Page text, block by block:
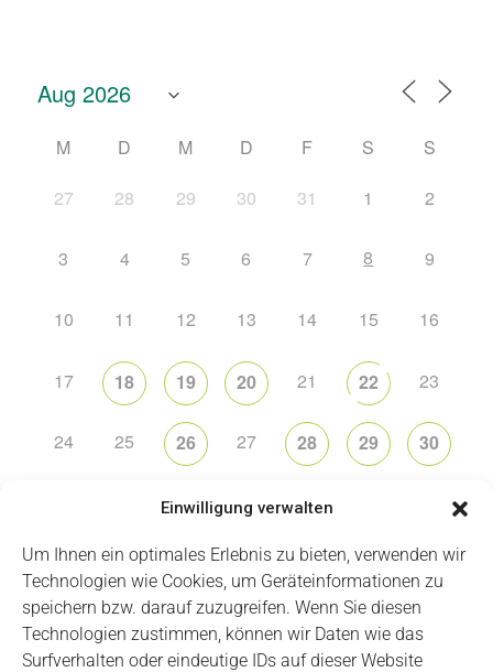
Einwilligung verwalten
Um Ihnen ein optimales Erlebnis zu bieten, verwenden wir
Technologien wie Cookies, um Geräteinformationen zu
speichern bzw. darauf zuzugreifen. Wenn Sie diesen
Technologien zustimmen, können wir Daten wie das
Surfverhalten oder eindeutige IDs auf dieser Website
M D M D F S
S
27
28 29 30 31 1 2
3 4 5 6 7 8 9
10 11 12 13 14 15 16
17 18 19 20 21 22 23
24 25 26 27 28 29 30
2 3 4
Impressum Datenschutz Login